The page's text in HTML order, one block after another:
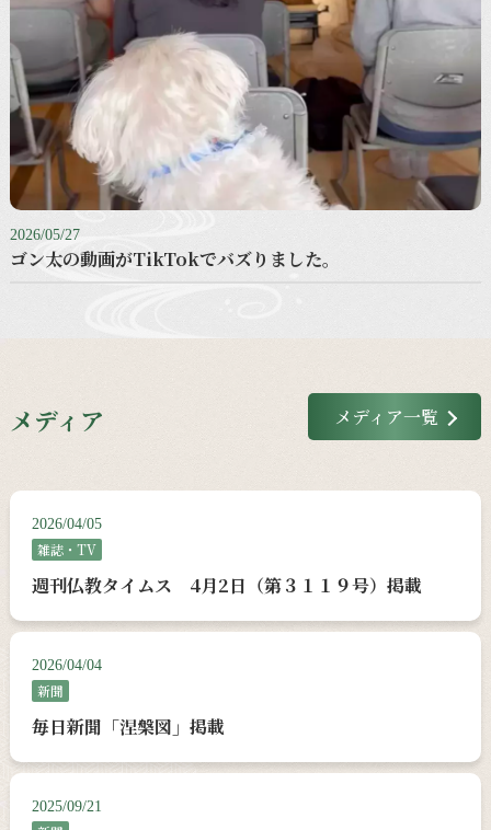
2026/05/27
ゴン太の動画がTikTokでバズりました。
メディア メディア一覧
2026/04/05
雑誌・TV
週刊仏教タイムス 4月2日（第３１１９号）掲載
2026/04/04
新聞
毎日新聞「涅槃図」掲載
2025/09/21